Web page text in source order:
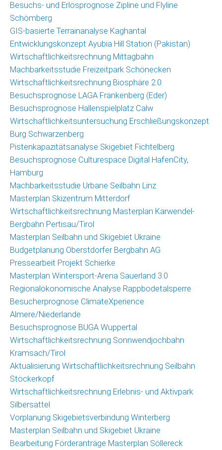
Team
Christoph
Schrahe
Lukas
Melzer
Partnernetzwerk
Kunden
Kontakt
Besuchs- und Erlösprognose Zipline und Flyline
Schömberg
GIS-basierte Terrainanalyse Kaghantal
Entwicklungskonzept Ayubia Hill Station (Pakistan)
Wirtschaftlichkeitsrechnung Mittagbahn
Machbarkeitsstudie Freizeitpark Schönecken
Wirtschaftlichkeitsrechnung Biosphäre 2.0
Besuchsprognose LAGA Frankenberg (Eder)
Besuchsprognose Hallenspielplatz Calw
Wirtschaftlichkeitsuntersuchung Erschließungskonzept
Burg Schwarzenberg
Pistenkapazitätsanalyse Skigebiet Fichtelberg
Besuchsprognose Culturespace Digital HafenCity,
Hamburg
Machbarkeitsstudie Urbane Seilbahn Linz
Masterplan Skizentrum Mitterdorf
Wirtschaftlichkeitsrechnung Masterplan Karwendel-
Bergbahn Pertisau/Tirol
Masterplan Seilbahn und Skigebiet Ukraine
Budgetplanung Oberstdorfer Bergbahn AG
Pressearbeit Projekt Schierke
Masterplan Wintersport-Arena Sauerland 3.0
Regionalökonomische Analyse Rappbodetalsperre
Besucherprognose ClimateXperience
Almere/Niederlande
Besuchsprognose BUGA Wuppertal
Wirtschaftlichkeitsrechnung Sonnwendjochbahn
Kramsach/Tirol
Aktualisierung Wirtschaftlichkeitsrechnung Seilbahn
Stöckerkopf
Wirtschaftlichkeitsrechnung Erlebnis- und Aktivpark
Silbersattel
Vorplanung Skigebietsverbindung Winterberg
Masterplan Seilbahn und Skigebiet Ukraine
Bearbeitung Förderanträge Masterplan Söllereck